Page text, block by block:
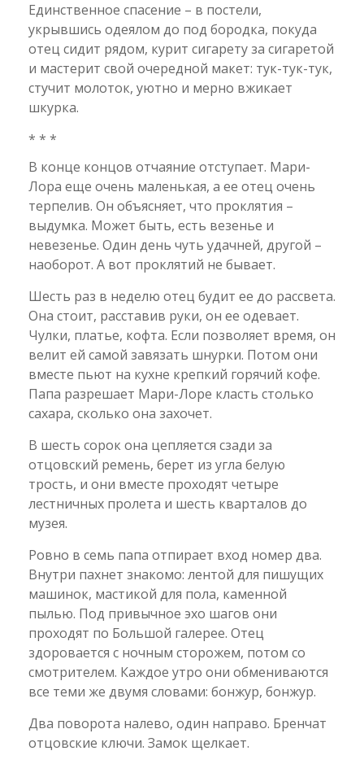
Единственное спасение – в постели,
укрывшись одеялом до под бородка, покуда
отец сидит рядом, курит сигарету за сигаретой
и мастерит свой очередной макет: тук-тук-тук,
стучит молоток, уютно и мерно вжикает
шкурка.
* * *
В конце концов отчаяние отступает. Мари-
Лора еще очень маленькая, а ее отец очень
терпелив. Он объясняет, что проклятия –
выдумка. Может быть, есть везенье и
невезенье. Один день чуть удачней, другой –
наоборот. А вот проклятий не бывает.
Шесть раз в неделю отец будит ее до рассвета.
Она стоит, расставив руки, он ее одевает.
Чулки, платье, кофта. Если позволяет время, он
велит ей самой завязать шнурки. Потом они
вместе пьют на кухне крепкий горячий кофе.
Папа разрешает Мари-Лоре класть столько
сахара, сколько она захочет.
В шесть сорок она цепляется сзади за
отцовский ремень, берет из угла белую
трость, и они вместе проходят четыре
лестничных пролета и шесть кварталов до
музея.
Ровно в семь папа отпирает вход номер два.
Внутри пахнет знакомо: лентой для пишущих
машинок, мастикой для пола, каменной
пылью. Под привычное эхо шагов они
проходят по Большой галерее. Отец
здоровается с ночным сторожем, потом со
смотрителем. Каждое утро они обмениваются
все теми же двумя словами: бонжур, бонжур.
Два поворота налево, один направо. Бренчат
отцовские ключи. Замок щелкает.